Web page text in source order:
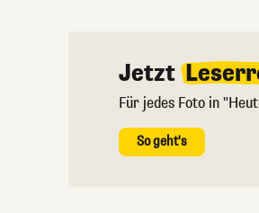
Jetzt
Für jedes Foto in
So geht's